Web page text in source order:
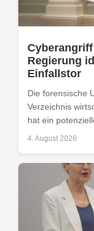
Regierung
Einfallstor
Die forensische
Verzeichnis
hat ein
4. August 2026